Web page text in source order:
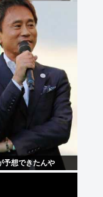
予想できたんや